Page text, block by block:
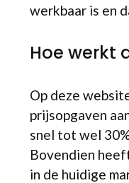
werkbaar is en
Hoe werkt
Op deze
prijsopgaven
snel tot wel
Bovendien
in de huidige